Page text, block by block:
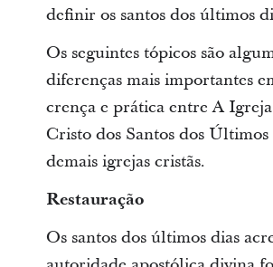
definir os santos dos últimos
Os seguintes tópicos são
diferenças mais importantes
crença e prática entre A Igreja
Cristo dos Santos dos Últimos
demais igrejas cristãs.
Restauração
Os santos dos últimos dias